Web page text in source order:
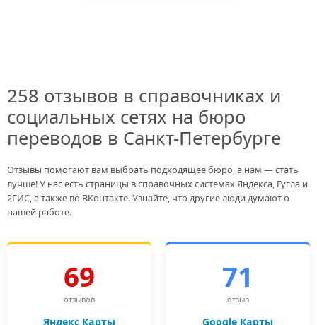
258 отзывов в справочниках и
социальных сетях на бюро
переводов в Санкт-Петербурге
Отзывы помогают вам выбрать подходящее бюро, а нам — стать
лучше! У нас есть страницы в справочных системах Яндекса, Гугла и
2ГИС, а также во ВКонтакте. Узнайте, что другие люди думают о
нашей работе.
69
отзывов
Яндекс Карты
71
отзыв
Google Карты